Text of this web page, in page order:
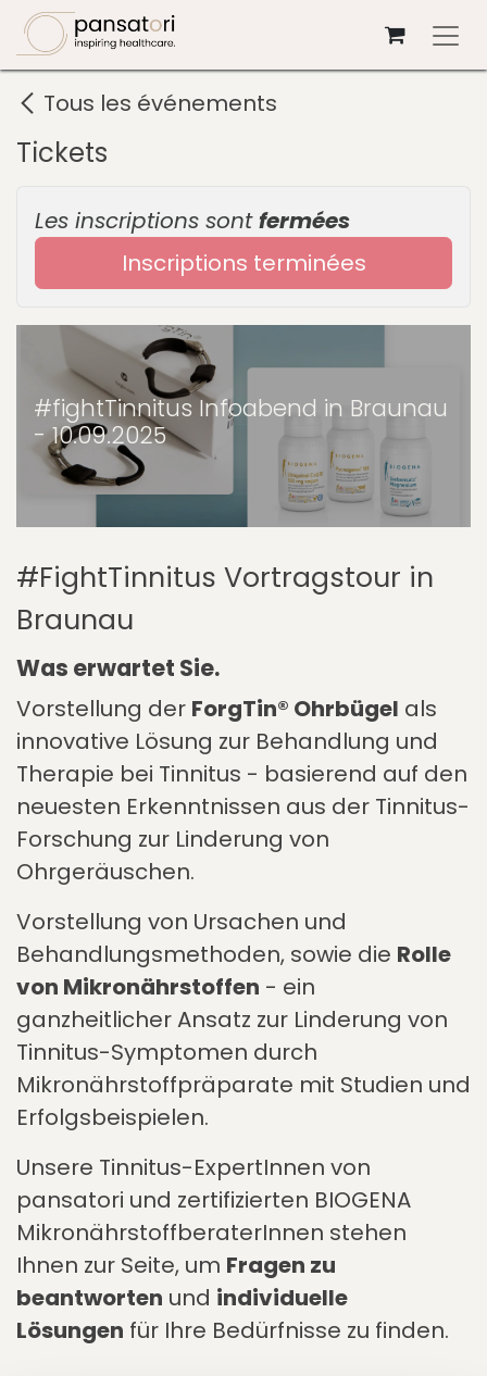
Se rendre au contenu
Tous les événements
Tickets
Les inscriptions sontfermées
Inscriptions terminées
#fightTinnitus Infoabend in Braunau
- 10.09.2025
#FightTinnitus Vortragstour in
Braunau
Was erwartet Sie.
Vorstellung der ForgTin® Ohrbügel als
innovative Lösung zur Behandlung und
Therapie bei Tinnitus - basierend auf den
neuesten Erkenntnissen aus der Tinnitus-
Forschung zur Linderung von
Ohrgeräuschen.
Vorstellung von Ursachen und
Behandlungsmethoden, sowie die Rolle
von Mikronährstoffen - ein
ganzheitlicher Ansatz zur Linderung von
Tinnitus-Symptomen durch
Mikronährstoffpräparate mit Studien und
Erfolgsbeispielen.
Unsere Tinnitus-ExpertInnen von
pansatori und zertifizierten BIOGENA
MikronährstoffberaterInnen stehen
Ihnen zur Seite, um Fragen zu
beantworten und individuelle
Lösungen für Ihre Bedürfnisse zu finden.